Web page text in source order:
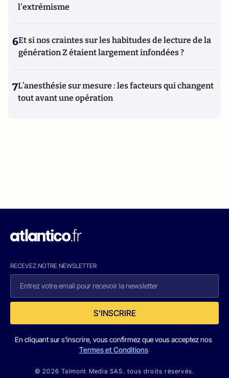
l'extrémisme
6Et si nos craintes sur les habitudes de lecture de la
génération Z étaient largement infondées ?
7L’anesthésie sur mesure : les facteurs qui changent
tout avant une opération
RECEVEZ NOTRE NEWSLETTER
S'INSCRIRE
En cliquant sur s'inscrire, vous confirmez que vous acceptez nos
Termes et Conditions
© 2026 Talmont Media SAS. tous droits réservés.